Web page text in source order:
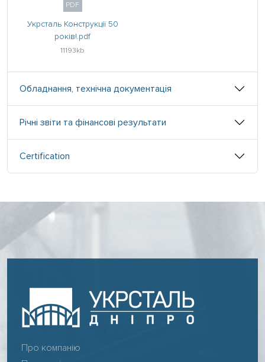
PDF
Укрсталь Конструкції 50
років!.pdf
11193kb
Обладнання, технічна документація
Річні звіти та фінансові результати
Certification
Про компанію